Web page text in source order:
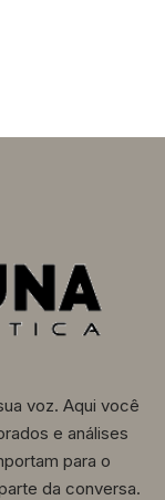
voz. Aqui você
e análises
para o
da conversa.